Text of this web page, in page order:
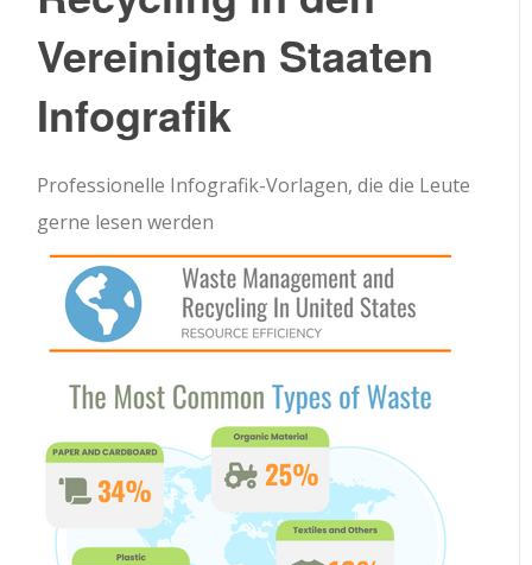
Vereinigten Staaten
Infografik
Professionelle Infografik-Vorlagen, die die Leute
gerne lesen werden